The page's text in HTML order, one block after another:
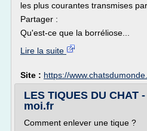
les plus courantes transmises
Partager :
Qu'est-ce que la borréliose...
Lire la suite
Site : https://
LES TIQUES DU CHAT
moi.fr
Comment enlever une tique ?